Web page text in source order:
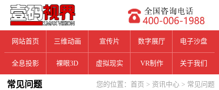
网站首页 三维动画 宣传片 数字展厅 电子沙盘
全息投影 裸眼3D 虚拟现实 VR制作 关于我们
您的位置： 首页 > 资讯中心 > 常见问题
常见问题